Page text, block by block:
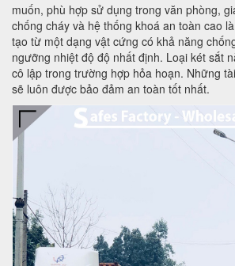
muốn, phù hợp sử dụng trong văn phòng,
chống cháy và hệ thống khoá an toàn cao
tạo từ một dạng vật cứng có khả năng
ngưỡng nhiệt độ độ nhất định. Loại két sắt
cô lập trong trường hợp hỏa hoạn. Những
sẽ luôn được bảo đảm an toàn tốt nhất.